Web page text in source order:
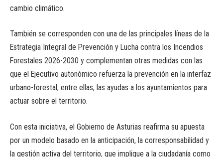
cambio climático.
También se corresponden con una de las principales líneas de la
Estrategia Integral de Prevención y Lucha contra los Incendios
Forestales 2026-2030 y complementan otras medidas con las
que el Ejecutivo autonómico refuerza la prevención en la interfaz
urbano-forestal, entre ellas, las ayudas a los ayuntamientos para
actuar sobre el territorio.
Con esta iniciativa, el Gobierno de Asturias reafirma su apuesta
por un modelo basado en la anticipación, la corresponsabilidad y
la gestión activa del territorio, que implique a la ciudadanía como